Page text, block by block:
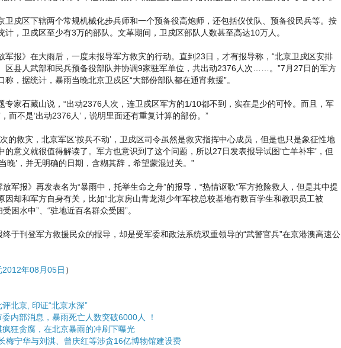
卫戍区下辖两个常规机械化步兵师和一个预备役高炮师，还包括仪仗队、预备役民兵等。按
计，卫戍区至少有3万的部队。文革期间，卫戍区部队人数甚至高达10万人。
军报》在大雨后，一度未报导军方救灾的行动。直到23日，才有报导称，“北京卫戍区安排
区县人武部和民兵预备役部队并协调9家驻军单位，共出动2376人次……。”7月27日的军方
称，据统计，暴雨当晚北京卫戍区“大部份部队都在通宵救援”。
专家石藏山说，“出动2376人次，连卫戍区军方的1/10都不到，实在是少的可怜。而且，军
，而不是‘出动2376人’，说明里面还有重复计算的部份。”
的救灾，北京军区‘按兵不动’，卫戍区司令虽然是救灾指挥中心成员，但是也只是象征性地
的意义就很值得解读了。军方也意识到了这个问题，所以27日发表报导试图‘亡羊补牢’，但
晚’，并无明确的日期，含糊其辞，希望蒙混过关。”
军报》再发表名为“暴雨中，托举生命之舟”的报导，“热情讴歌”军方抢险救人，但是其中提
因却和军方自身有关，比如“北京房山青龙湖少年军校总校基地有数百学生和教职员工被
受困水中”、“驻地近百名群众受困”。
于刊登军方救援民众的报导，却是受军委和政法系统双重领导的“武警官兵”在京港澳高速公
2012年08月05日 ）
北京, 印证“北京水深”
内部消息，暴雨死亡人数突破6000人 ！
狂贪腐，在北京暴雨的冲刷下曝光
梅宁华与刘淇、曾庆红等涉贪16亿博物馆建设费